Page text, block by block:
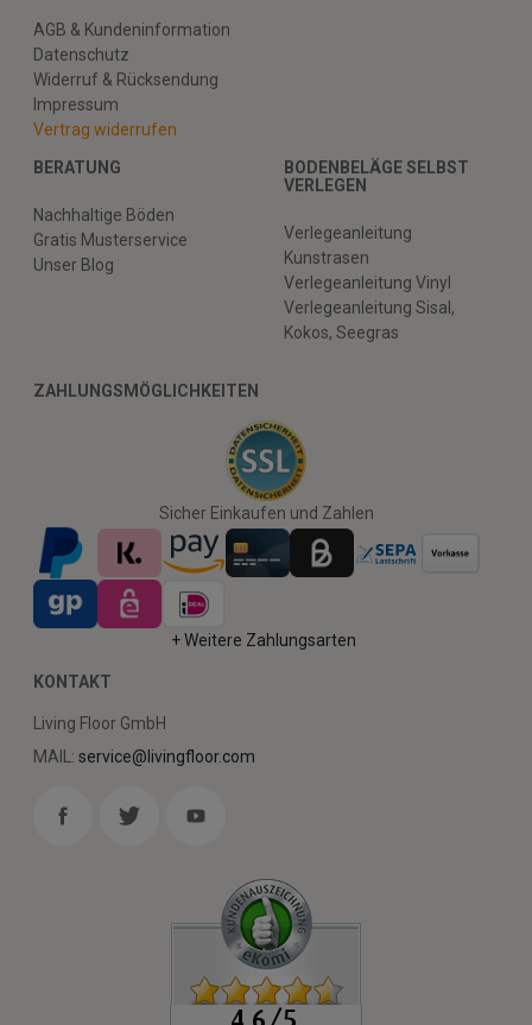
AGB & Kundeninformation
Datenschutz
Widerruf & Rücksendung
Impressum
Vertrag widerrufen
BERATUNG
Nachhaltige Böden
Gratis Musterservice
Unser Blog
BODENBELÄGE SELBST
VERLEGEN
Verlegeanleitung
Kunstrasen
Verlegeanleitung Vinyl
Verlegeanleitung Sisal,
Kokos, Seegras
ZAHLUNGSMÖGLICHKEITEN
Sicher Einkaufen und Zahlen
+ Weitere Zahlungsarten
KONTAKT
Living Floor GmbH
MAIL: service@livingfloor.com